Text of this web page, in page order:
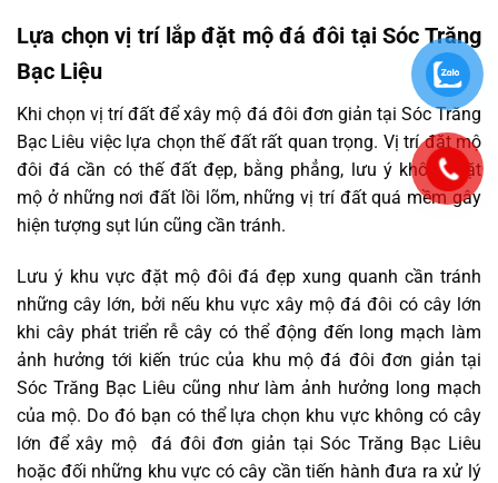
Lựa chọn vị trí lắp đặt mộ đá đôi tại Sóc Trăng
Bạc Liệu
Khi chọn vị trí đất để xây mộ đá đôi đơn giản tại Sóc Trăng
Bạc Liêu việc lựa chọn thế đất rất quan trọng. Vị trí đặt mộ
đôi đá cần có thế đất đẹp, bằng phẳng, lưu ý không đặt
mộ ở những nơi đất lồi lõm, những vị trí đất quá mềm gây
hiện tượng sụt lún cũng cần tránh.
Lưu ý khu vực đặt mộ đôi đá đẹp xung quanh cần tránh
những cây lớn, bởi nếu khu vực xây mộ đá đôi có cây lớn
khi cây phát triển rễ cây có thể động đến long mạch làm
ảnh hưởng tới kiến trúc của khu mộ đá đôi đơn giản tại
Sóc Trăng Bạc Liêu cũng như làm ảnh hưởng long mạch
của mộ. Do đó bạn có thể lựa chọn khu vực không có cây
lớn để xây mộ đá đôi đơn giản tại Sóc Trăng Bạc Liêu
hoặc đối những khu vực có cây cần tiến hành đưa ra xử lý